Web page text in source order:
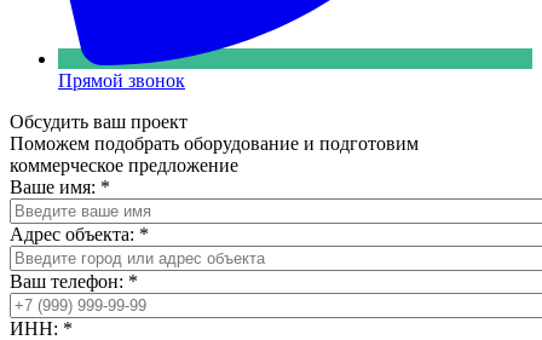
Прямой звонок
Обсудить ваш проект
Поможем подобрать оборудование и подготовим
коммерческое предложение
Ваше имя: *
Адрес объекта: *
Ваш телефон: *
ИНН: *